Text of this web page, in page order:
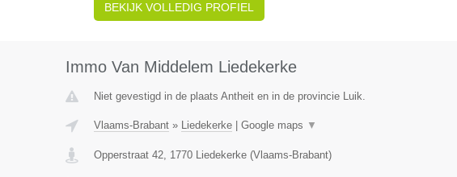
BEKIJK VOLLEDIG PROFIEL
Immo Van Middelem Liedekerke
Niet gevestigd in de plaats Antheit en in de provincie Luik.
Vlaams-Brabant» Liedekerke| Google maps ▼
Opperstraat 42, 1770 Liedekerke(Vlaams-Brabant)